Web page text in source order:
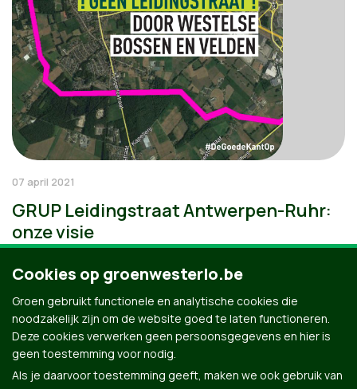
07 april 2021
GRUP Leidingstraat Antwerpen-Ruhr:
onze visie
Cookies op groenwesterlo.be
Groen gebruikt functionele en analytische cookies die
noodzakelijk zijn om de website goed te laten functioneren.
Deze cookies verwerken geen persoonsgegevens en hier is
geen toestemming voor nodig.
Als je daarvoor toestemming geeft, maken we ook gebruik van